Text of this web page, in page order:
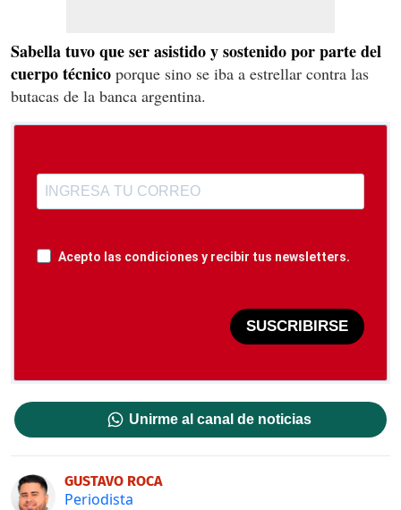
Sabella tuvo que ser asistido y sostenido por parte del
cuerpo técnico porque sino se iba a estrellar contra las
butacas de la banca argentina.
Acepto las condiciones y recibir tus newsletters.
SUSCRIBIRSE
Unirme al canal de noticias
GUSTAVO ROCA
Periodista